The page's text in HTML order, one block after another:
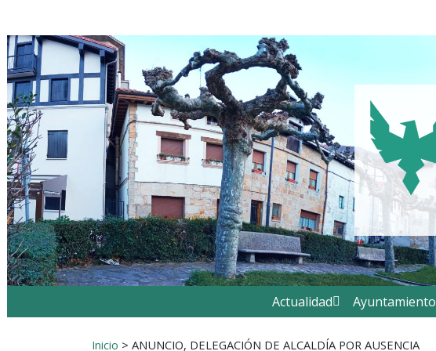
Actualidad Ayuntamiento
Inicio > ANUNCIO, DELEGACIÓN DE ALCALDÍA POR AUSENCIA